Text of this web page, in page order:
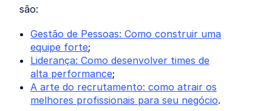
são:
Gestão de Pessoas: Como construir uma
equipe forte;
Liderança: Como desenvolver times de
alta performance;
A arte do recrutamento: como atrair os
melhores profissionais para seu negócio.